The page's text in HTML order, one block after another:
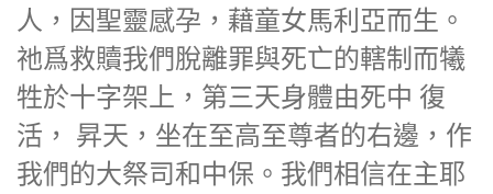
人，因聖靈感孕，藉童女馬利亞而生。
祂爲救贖我們脫離罪與死亡的轄制而犧
牲於十字架上，第三天身體由死中 復
活， 昇天，坐在至高至尊者的右邊，作
我們的大祭司和中保。我們相信在主耶